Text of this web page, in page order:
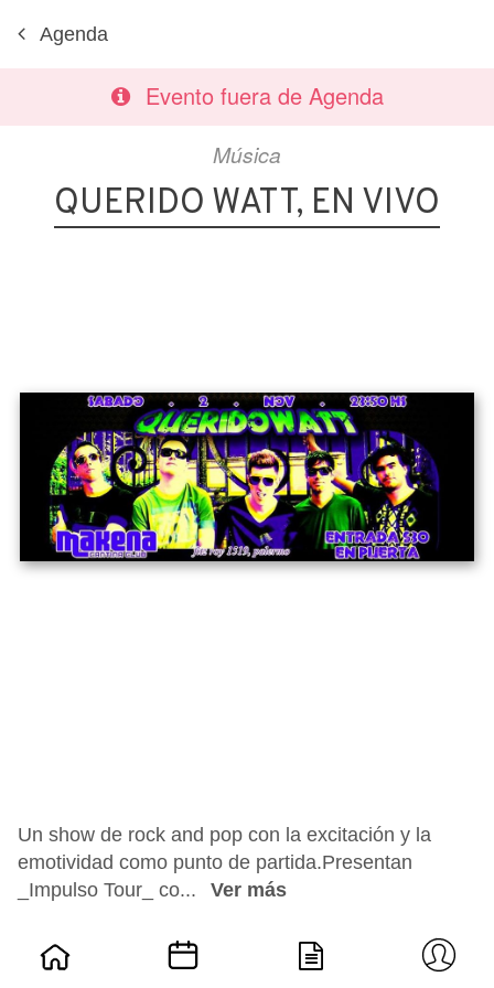
Agenda
Evento fuera de Agenda
Música
QUERIDO WATT, EN VIVO
Un show de rock and pop con la excitación y la
emotividad como punto de partida.Presentan
_Impulso Tour_ co...
Ver más